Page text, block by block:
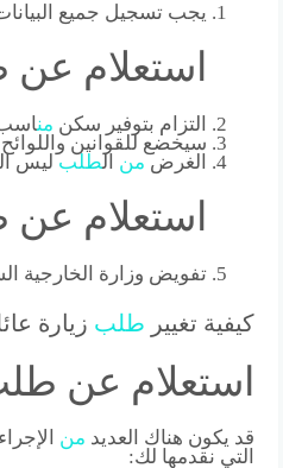
يجب تسجيل جميع البيانات
استعلام عن
التزام بتوفير سكن من
سيخضع للقوانين
الغرض من طلب ليس
استعلام عن
تفويض وزارة الخارجية
كيفية تغيير طلب زيارة
استعلام عن
قد يكون هناك العديد من
التي نقدمها لك: